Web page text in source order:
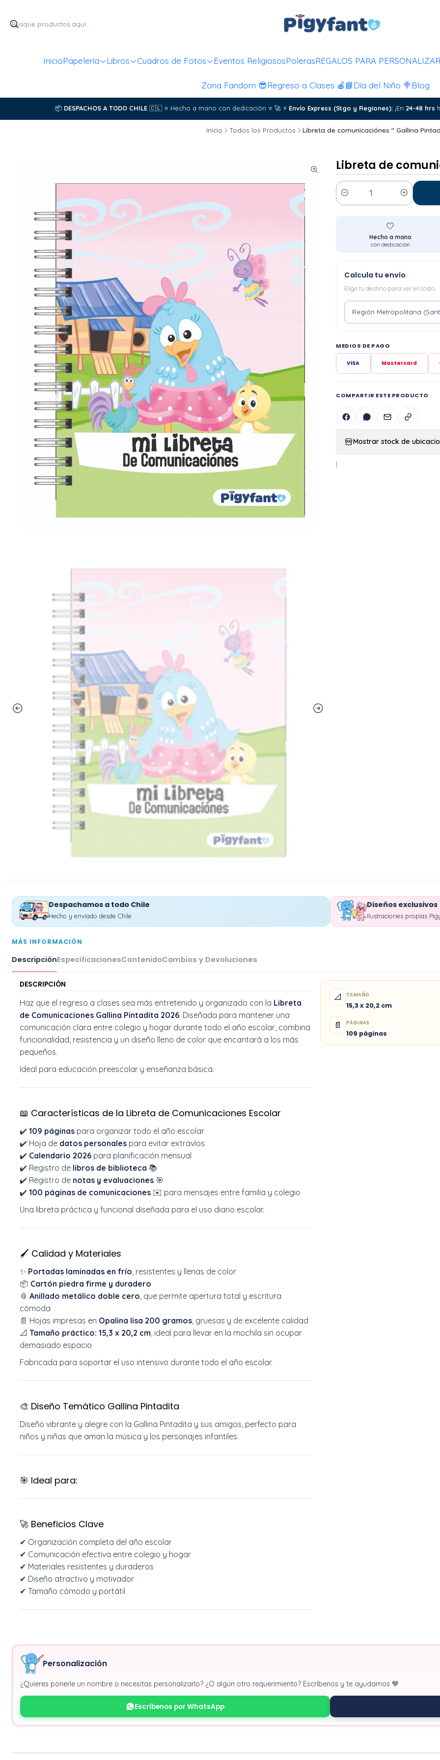
InicioPapelería Libros Cuadros de Fotos Eventos ReligiososPolerasREGALOS PARA PERSONALIZAR
Zona Fandom 😎Regreso a Clases 🍎📘 Día del Niño 🍭 Blog
📦 DESPACHOS A TODO CHILE 🇨🇱 ⭐ Hecho a mano con dedicación ⭐ 🚀 ⚡ Envío Express (Stgo y Regiones): ¡En 24-48 hrs
Inicio Todos los Productos Libreta de comunicaciónes " Gallina
Libreta de
Cantidad
🤍
Hecho a mano
con dedicación
Calcula tu envío
Elige tu destino para ver el costo.
MEDIOS DE PAGO
VISA Mastercard
COMPARTIR ESTE PRODUCTO
Mostrar stock de
|
Despachamos a todo Chile
Hecho y enviado desde Chile
Diseños exclusivos
Ilustraciones propias
MÁS INFORMACIÓN
DescripciónEspecificacionesContenidoCambios y Devoluciones
DESCRIPCIÓN
Haz que el regreso a clases sea más entretenido y organizado con la Libreta
de Comunicaciones Gallina Pintadita 2026. Diseñada para mantener una
comunicación clara entre colegio y hogar durante todo el año escolar, combina
funcionalidad, resistencia y un diseño lleno de color que encantará a los más
pequeños.
Ideal para educación preescolar y enseñanza básica.
📖 Características de la Libreta de Comunicaciones Escolar
✔️ 109 páginas para organizar todo el año escolar
✔️ Hoja de datos personales para evitar extravíos
✔️ Calendario 2026 para planificación mensual
✔️ Registro de libros de biblioteca 📚
✔️ Registro de notas y evaluaciones 🎯
✔️ 100 páginas de comunicaciones ✉️ para mensajes entre familia y colegio
Una libreta práctica y funcional diseñada para el uso diario escolar.
🖌️ Calidad y Materiales
✨ Portadas laminadas en frío , resistentes y llenas de color
📦 Cartón piedra firme y duradero
📎 Anillado metálico doble cero , que permite apertura total y escritura
cómoda
📄 Hojas impresas en Opalina lisa 200 gramos , gruesas y de excelente calidad
📐 Tamaño práctico: 15,3 x 20,2 cm , ideal para llevar en la mochila sin ocupar
demasiado espacio
Fabricada para soportar el uso intensivo durante todo el año escolar.
🎨 Diseño Temático Gallina Pintadita
Diseño vibrante y alegre con la Gallina Pintadita y sus amigos, perfecto para
niños y niñas que aman la música y los personajes infantiles.
🎯 Ideal para:
🚀 Beneficios Clave
✔ Organización completa del año escolar
✔ Comunicación efectiva entre colegio y hogar
✔ Materiales resistentes y duraderos
✔ Diseño atractivo y motivador
✔ Tamaño cómodo y portátil
📐 TAMAÑO
15,3 x 20,2 cm
📄 PÁGINAS
109 páginas
Personalización
¿Quieres ponerle un nombre o necesitas personalizarlo? ¿O algún otro requerimiento? Escríbenos y te ayudamos 💙
Escríbenos por WhatsApp